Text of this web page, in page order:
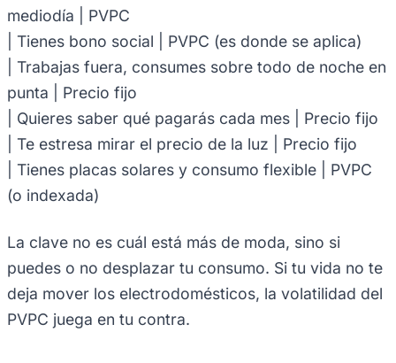
mediodía | PVPC
| Tienes bono social | PVPC (es donde se aplica)
| Trabajas fuera, consumes sobre todo de noche en
punta | Precio fijo
| Quieres saber qué pagarás cada mes | Precio fijo
| Te estresa mirar el precio de la luz | Precio fijo
| Tienes placas solares y consumo flexible | PVPC
(o indexada)
La clave no es cuál está más de moda, sino si
puedes o no desplazar tu consumo. Si tu vida no te
deja mover los electrodomésticos, la volatilidad del
PVPC juega en tu contra.